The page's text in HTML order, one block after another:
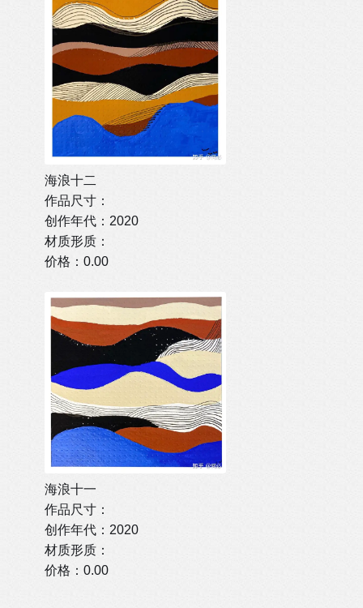
海浪十二
作品尺寸：
创作年代：2020
材质形质：
价格：0.00
海浪十一
作品尺寸：
创作年代：2020
材质形质：
价格：0.00